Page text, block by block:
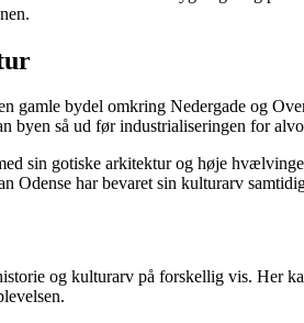
gamle bydel omkring Nedergade og
byen så ud før industrialiseringen for
sin gotiske arkitektur og høje
Odense har bevaret sin kulturarv
og kulturarv på forskellig vis. Her